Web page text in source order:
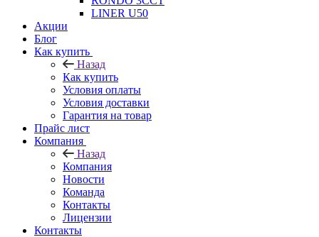
LINER U50
Акции
Блог
Как купить
Назад
Как купить
Условия оплаты
Условия доставки
Гарантия на товар
Прайс лист
Компания
Назад
Компания
Новости
Команда
Контакты
Лицензии
Контакты